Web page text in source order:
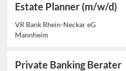
Estate Planner (m/w/d)
VR Bank Rhein-Neckar eG
Mannheim
Private Banking Berater